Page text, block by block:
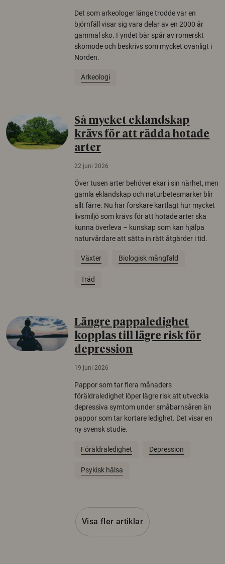
Det som arkeologer länge trodde var en
björnfäll visar sig vara delar av en 2000 år
gammal sko. Fyndet bär spår av romerskt
skomode och beskrivs som mycket ovanligt i
Norden.
Arkeologi
Så mycket eklandskap
krävs för att rädda hotade
arter
22 juni 2026
Över tusen arter behöver ekar i sin närhet, men
gamla eklandskap och naturbetesmarker blir
allt färre. Nu har forskare kartlagt hur mycket
livsmiljö som krävs för att hotade arter ska
kunna överleva – kunskap som kan hjälpa
naturvårdare att sätta in rätt åtgärder i tid.
Växter Biologisk mångfald
Träd
Längre pappaledighet
kopplas till lägre risk för
depression
19 juni 2026
Pappor som tar flera månaders
föräldraledighet löper lägre risk att utveckla
depressiva symtom under småbarnsåren än
pappor som tar kortare ledighet. Det visar en
ny svensk studie.
Föräldraledighet Depression
Psykisk hälsa
Visa fler artiklar